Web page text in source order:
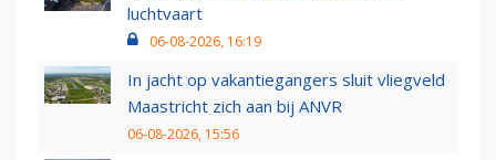
luchtvaart
06-08-2026, 16:19
In jacht op vakantiegangers sluit vliegveld
Maastricht zich aan bij ANVR
06-08-2026, 15:56